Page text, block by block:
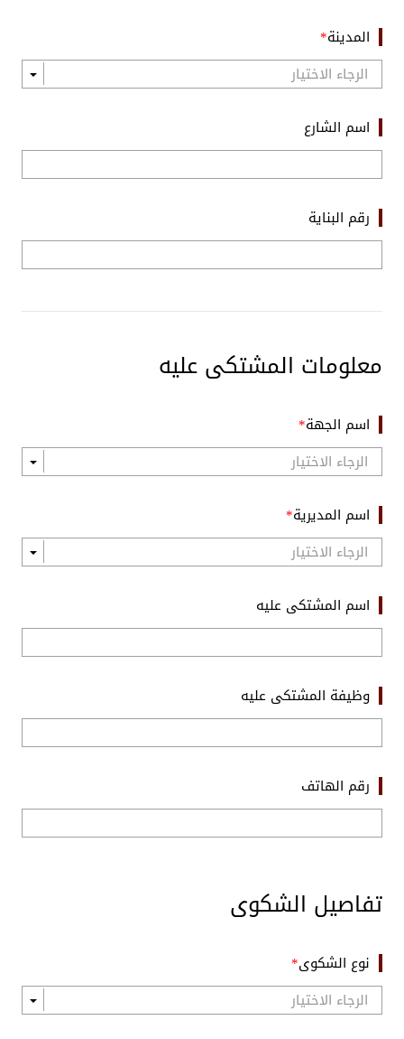
المدينة
اسم الشارع
رقم البناية
معلومات المشتكى عليه
اسم الجهة
اسم المديرية
اسم المشتكى عليه
وظيفة المشتكى عليه
رقم الهاتف
تفاصيل الشكوى
نوع الشكوى